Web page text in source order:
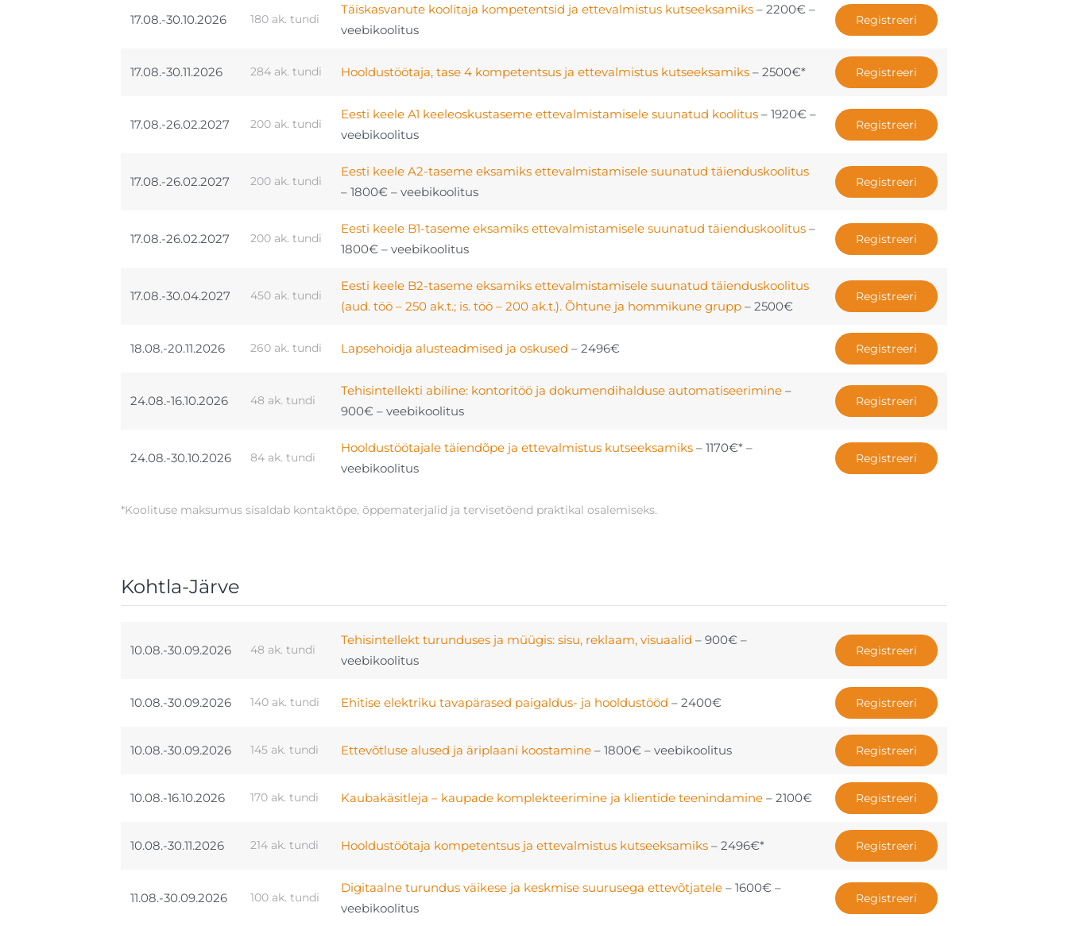
17.08.-30.10.2026 180 ak. tundi
Täiskasvanute koolitaja kompetentsid ja ettevalmistus kutseeksamiks – 2200€ –
veebikoolitus
Registreeri
17.08.-30.11.2026 284 ak. tundi Hooldustöötaja, tase 4 kompetentsus ja ettevalmistus kutseeksamiks – 2500€* Registreeri
17.08.-26.02.2027 200 ak. tundi
Eesti keele A1 keeleoskustaseme ettevalmistamisele suunatud koolitus – 1920€ –
veebikoolitus
Registreeri
17.08.-26.02.2027 200 ak. tundi
Eesti keele A2-taseme eksamiks ettevalmistamisele suunatud täienduskoolitus
– 1800€ – veebikoolitus
Registreeri
17.08.-26.02.2027 200 ak. tundi
Eesti keele B1-taseme eksamiks ettevalmistamisele suunatud täienduskoolitus –
1800€ – veebikoolitus
Registreeri
17.08.-30.04.2027 450 ak. tundi
Eesti keele B2-taseme eksamiks ettevalmistamisele suunatud täienduskoolitus
(aud. töö – 250 ak.t.; is. töö – 200 ak.t.). Õhtune ja hommikune grupp – 2500€
Registreeri
18.08.-20.11.2026 260 ak. tundi Lapsehoidja alusteadmised ja oskused – 2496€ Registreeri
24.08.-16.10.2026 48 ak. tundi
Tehisintellekti abiline: kontoritöö ja dokumendihalduse automatiseerimine –
900€ – veebikoolitus
Registreeri
24.08.-30.10.2026 84 ak. tundi
Hooldustöötajale täiendõpe ja ettevalmistus kutseeksamiks – 1170€* –
veebikoolitus
Registreeri
*Koolituse maksumus sisaldab kontaktõpe, õppematerjalid ja tervisetõend praktikal osalemiseks.
Kohtla-Järve
10.08.-30.09.2026 48 ak. tundi
Tehisintellekt turunduses ja müügis: sisu, reklaam, visuaalid – 900€ –
veebikoolitus
Registreeri
10.08.-30.09.2026 140 ak. tundi Ehitise elektriku tavapärased paigaldus- ja hooldustööd – 2400€ Registreeri
10.08.-30.09.2026 145 ak. tundi Ettevõtluse alused ja äriplaani koostamine – 1800€ – veebikoolitus Registreeri
10.08.-16.10.2026 170 ak. tundi Kaubakäsitleja – kaupade komplekteerimine ja klientide teenindamine – 2100€ Registreeri
10.08.-30.11.2026 214 ak. tundi Hooldustöötaja kompetentsus ja ettevalmistus kutseeksamiks – 2496€* Registreeri
11.08.-30.09.2026 100 ak. tundi
Digitaalne turundus väikese ja keskmise suurusega ettevõtjatele – 1600€ –
veebikoolitus
Registreeri